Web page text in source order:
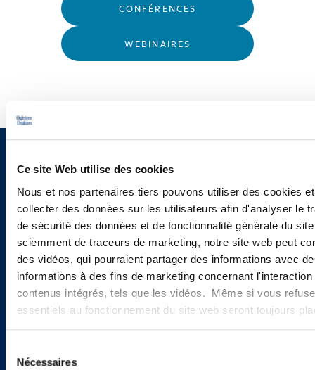
Ce site Web utilise des cookies
Nous et nos partenaires tiers pouvons utiliser des cookies
collecter des données sur les utilisateurs afin d'analyser le
de sécurité des données et de fonctionnalité générale du
sciemment de traceurs de marketing, notre site web peut
des vidéos, qui pourraient partager des informations avec
informations à des fins de marketing concernant
contenus intégrés, tels que les vidéos. Même si vous
essentiels au fonctionnement du site web seront toujours
Nécessaires
CONFÉRENCES
WEBINAIRES
Vous souhaitez recevoir nos
newsletters, informations et
actualités ?
INSCRIVEZ-VOUS ICI